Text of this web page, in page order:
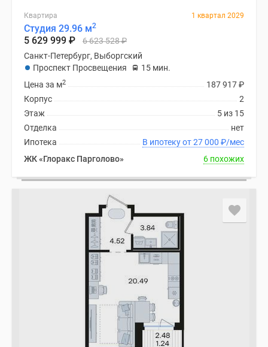
Новостройки
бизнес-
класса
коттеджи
Коттеджные
поселки
Санкт-
Петербурге
Коттеджные
Квартира 1 квартал 2029
Студия 29.96 м2
5 629 999 ₽ 6 623 528₽
Санкт-Петербург, Выборгский
Проспект Просвещения
15 мин.
187 917₽
Цена за м2
2
Корпус
5 из 15
Этаж
нет
Отделка
В ипотеку от 27 000 ₽/мес
Ипотека
ЖК «Глоракс Парголово»
6 похожих